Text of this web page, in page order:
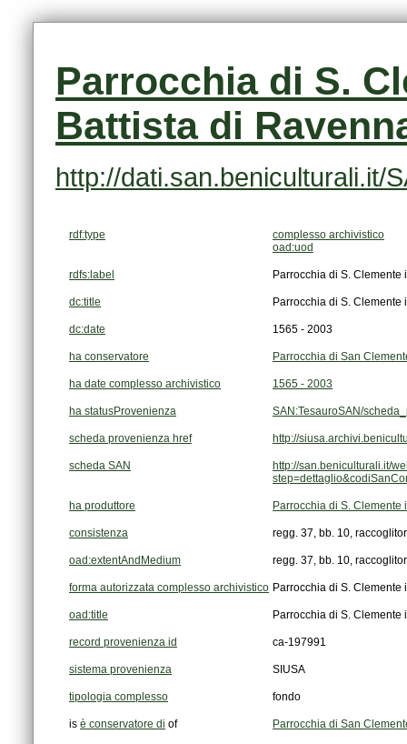
Battista di
http://dati.san.beniculturali.it/
rdf:type
complesso archivistico
oad:uod
rdfs:label Parrocchia di S.
dc:title Parrocchia di S.
dc:date 1565 - 2003
ha conservatore Parrocchia di San
ha date complesso archivistico 1565 - 2003
ha statusProvenienza SAN:TesauroSAN/
scheda provenienza href http://
scheda SAN
ha produttore Parrocchia di S. Clemente
consistenza regg. 37, bb. 10,
oad:extentAndMedium regg. 37, bb. 10,
forma autorizzata complesso archivistico Parrocchia di S.
oad:title Parrocchia di S.
record provenienza id ca-197991
sistema provenienza SIUSA
tipologia complesso fondo
is è conservatore di of Parrocchia di San